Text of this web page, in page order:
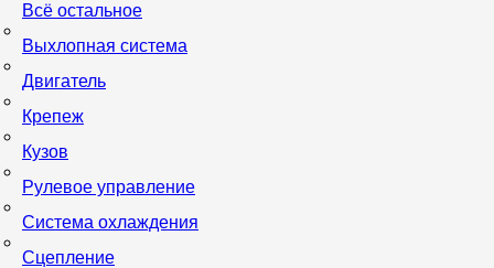
Всё остальное
Выхлопная система
Двигатель
Крепеж
Кузов
Рулевое управление
Система охлаждения
Сцепление